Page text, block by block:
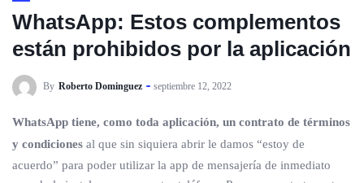
WhatsApp: Estos complementos
están prohibidos por la aplicación
By Roberto Dominguez septiembre 12, 2022
WhatsApp tiene, como toda aplicación, un contrato de términos
y condiciones al que sin siquiera abrir le damos “estoy de
acuerdo” para poder utilizar la app de mensajería de inmediato